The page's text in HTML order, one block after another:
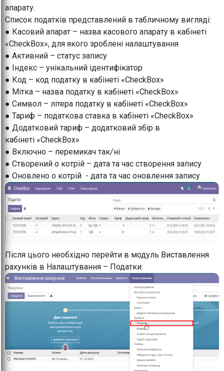
апарату.
Список податків представлений в табличному вигляді:
● Касовий апарат – назва касового апарату в кабінеті
«CheckBox», для якого зроблені налаштування
● Активний – статус запису
● Індекс – унікальний ідентифікатор
● Код – код податку в кабінеті «CheckBox»
● Мітка – назва податку в кабінеті «CheckBox»
● Символ – літера податку в кабінеті «CheckBox»
● Тариф – податкова ставка в кабінеті «CheckBox»
● Додатковий тариф – додатковий збір в
кабінеті «CheckBox»
● Включно – перемикач так/ні
● Створений о котрій – дата та час створення запису
● Оновлено о котрій - дата та час оновлення запису
Після цього необхідно перейти в модуль Виставлення
рахунків в Налаштування – Податки: